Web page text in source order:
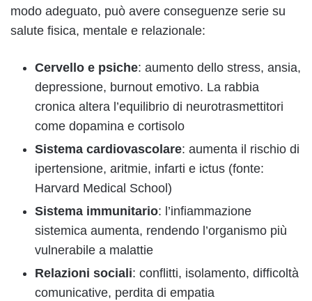
modo adeguato, può avere conseguenze serie su
salute fisica, mentale e relazionale:
Cervello e psiche: aumento dello stress, ansia,
depressione, burnout emotivo. La rabbia
cronica altera l’equilibrio di neurotrasmettitori
come dopamina e cortisolo
Sistema cardiovascolare: aumenta il rischio di
ipertensione, aritmie, infarti e ictus (fonte:
Harvard Medical School)
Sistema immunitario: l’infiammazione
sistemica aumenta, rendendo l’organismo più
vulnerabile a malattie
Relazioni sociali: conflitti, isolamento, difficoltà
comunicative, perdita di empatia